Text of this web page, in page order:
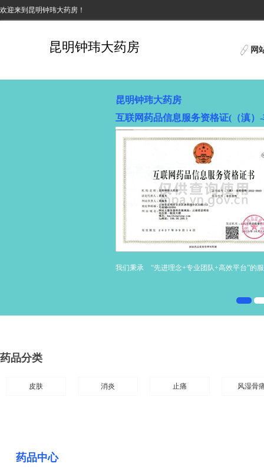
欢迎来到昆明钟玮大药房！
昆明钟玮大药房 网
昆明钟玮大药房
互联网药品信息服务资格证(（滇）-
我们秉承 “先进理念+专业团队+高效平台”的
药品分类
皮肤 消炎 止痛 风湿骨
药品中心